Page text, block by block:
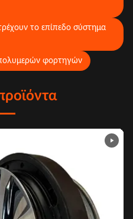
το επίπεδο σύστημα
φορτηγών